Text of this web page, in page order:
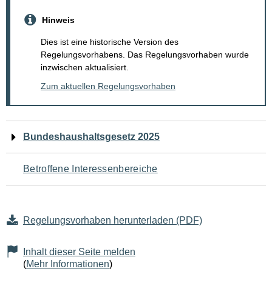
Hinweis
Dies ist eine historische Version des
Regelungsvorhabens. Das Regelungsvorhaben wurde
inzwischen aktualisiert.
Zum aktuellen Regelungsvorhaben
Navigation
für
den
Seiteninhalt
Bundeshaushaltsgesetz 2025
Betroffene Interessenbereiche
Regelungsvorhaben herunterladen (PDF)
Inhalt dieser Seite melden
(Mehr Informationen)